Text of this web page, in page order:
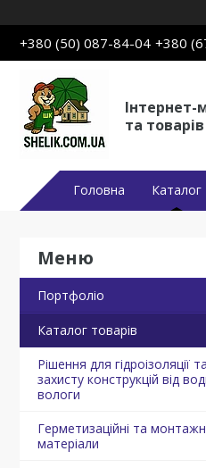
+380 (50) 087-84-04 +380
Інтернет-
та
Головна Каталог
Портфоліо
Каталог товарів
Рішення для гідроізоляції та
захисту конструкцій від
вологи
Герметизаційні та
матеріали